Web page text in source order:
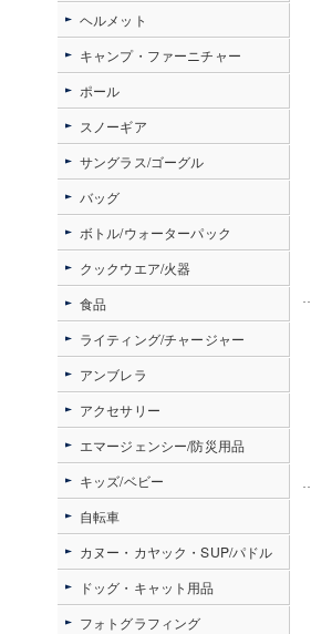
ヘルメット
キャンプ・ファーニチャー
ポール
スノーギア
サングラス/ゴーグル
バッグ
ボトル/ウォーターパック
クックウエア/火器
食品
ライティング/チャージャー
アンブレラ
アクセサリー
エマージェンシー/防災用品
キッズ/ベビー
自転車
カヌー・カヤック・SUP/パドル
ドッグ・キャット用品
フォトグラフィング